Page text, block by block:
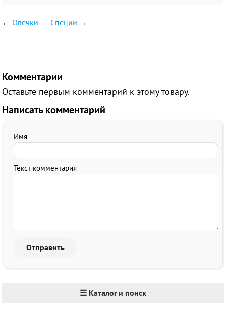
←Овечки Специи →
Комментарии
Оставьте первым комментарий к этому товару.
Написать комментарий
Имя
Текст комментария
☰ Каталог и поиск